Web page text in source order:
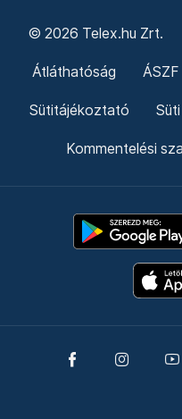
© 2026 Telex.hu Zrt.
Átláthatóság ÁSZF
Sütitájékoztató
Kommentelési